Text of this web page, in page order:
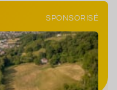
SPONSORISÉ